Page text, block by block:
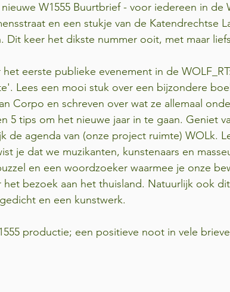
W1555 Buurtbrief - voor iedereen in de
en een stukje van de Katendrechtse
Dit keer het dikste nummer ooit, met maar
het eerste publieke evenement in de
Lees een mooi stuk over een bijzondere
Corpo en schreven over wat ze allemaal
5 tips om het nieuwe jaar in te gaan. Geniet
de agenda van (onze project ruimte) WOLk.
je dat we muzikanten, kunstenaars en
en een woordzoeker waarmee je onze
het bezoek aan het thuisland. Natuurlijk ook
en een kunstwerk.
productie; een positieve noot in vele